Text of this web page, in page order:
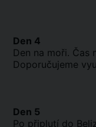
Den 4
Den na moři. Čas
Doporučujeme
Den 5
Po připlutí do